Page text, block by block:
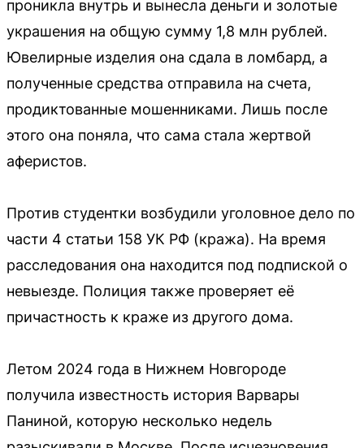
проникла внутрь и вынесла деньги и золотые
украшения на общую сумму 1,8 млн рублей.
Ювелирные изделия она сдала в ломбард, а
полученные средства отправила на счета,
продиктованные мошенниками. Лишь после
этого она поняла, что сама стала жертвой
аферистов.
Против студентки возбудили уголовное дело по
части 4 статьи 158 УК РФ (кража). На время
расследования она находится под подпиской о
невыезде. Полиция также проверяет её
причастность к краже из другого дома.
Летом 2024 года в Нижнем Новгороде
получила известность история Варвары
Паниной, которую несколько недель